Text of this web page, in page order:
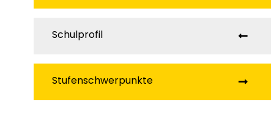
Schulprofil
Stufenschwerpunkte